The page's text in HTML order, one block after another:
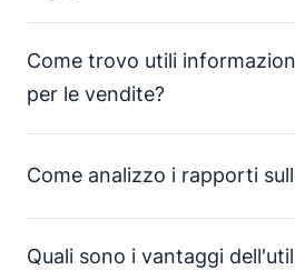
Come trovo utili
per le vendite?
in modo che il tuo team di vendita
Come analizzo i rapporti
Quali sono i vantaggi